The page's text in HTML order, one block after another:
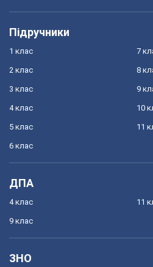
Підручники
1 клас
2 клас
3 клас
4 клас
5 клас
6 клас
7
8
9
10
11
ДПА
4 клас
9 клас
11
ЗНО